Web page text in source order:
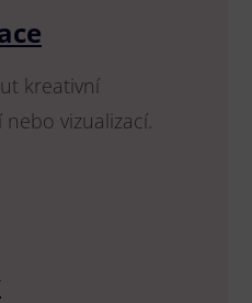
kreativní
vizualizací.